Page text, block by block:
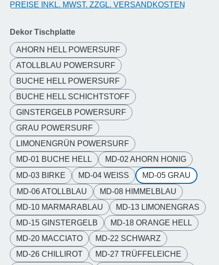
PREISE INKL. MWST. ZZGL. VERSANDKOSTEN
Dekor Tischplatteauswählen
AHORN HELL POWERSURF
ATOLLBLAU POWERSURF
BUCHE HELL POWERSURF
BUCHE HELL SCHICHTSTOFF
GINSTERGELB POWERSURF
GRAU POWERSURF
LIMONENGRÜN POWERSURF
MD-01 BUCHE HELL
MD-02 AHORN HONIG
MD-03 BIRKE
MD-04 WEISS
MD-05 GRAU
MD-06 ATOLLBLAU
MD-08 HIMMELBLAU
MD-10 MARMARABLAU
MD-13 LIMONENGRAS
MD-15 GINSTERGELB
MD-18 ORANGE HELL
MD-20 MACCIATO
MD-22 SCHWARZ
MD-26 CHILLIROT
MD-27 TRÜFFELEICHE